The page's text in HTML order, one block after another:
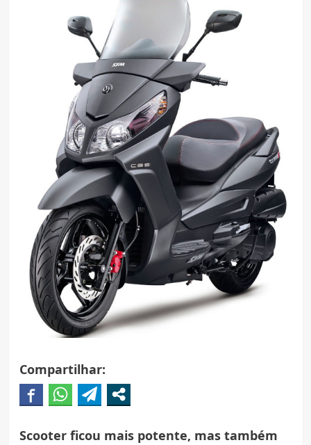
Compartilhar:
Scooter ficou mais potente, mas também